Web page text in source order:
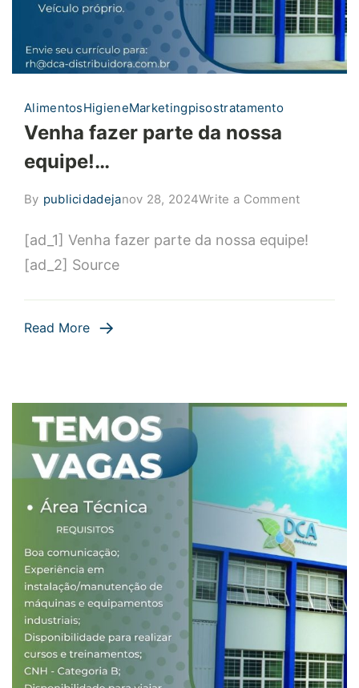
AlimentosHigieneMarketingpisostratamento
Venha fazer parte da nossa
equipe!…
By publicidadejanov 28, 2024Write a Commenton
fazer
nossa
[ad_1] Venha fazer parte da nossa equipe!
[ad_2] Source
Read More